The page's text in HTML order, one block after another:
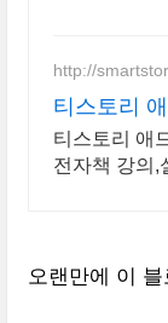
http://
티스토리
100만원 고
티스토리 애
전자책 강의,
오랜만에 이